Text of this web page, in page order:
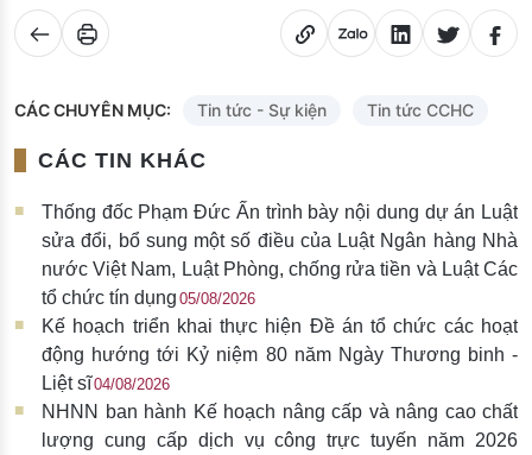
CÁC CHUYÊN MỤC: Tin tức - Sự kiện Tin tức CCHC
CÁC TIN KHÁC
Thống đốc Phạm Đức Ấn trình bày nội dung dự án Luật
sửa đổi, bổ sung một số điều của Luật Ngân hàng Nhà
nước Việt Nam, Luật Phòng, chống rửa tiền và Luật Các
tổ chức tín dụng 05/08/2026
Kế hoạch triển khai thực hiện Đề án tổ chức các hoạt
động hướng tới Kỷ niệm 80 năm Ngày Thương binh -
Liệt sĩ04/08/2026
NHNN ban hành Kế hoạch nâng cấp và nâng cao chất
lượng cung cấp dịch vụ công trực tuyến năm 2026